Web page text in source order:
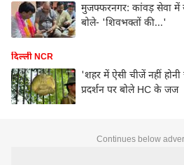
मुजफ्फरनगर: कांवड़ सेवा में
बोले- 'शिवभक्तों की...'
दिल्ली NCR
'शहर में ऐसी चीजें नहीं
प्रदर्शन पर बोले HC के जज
Continues below